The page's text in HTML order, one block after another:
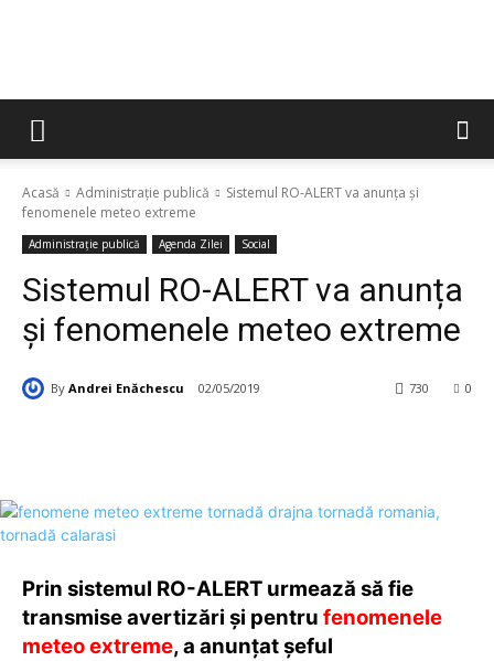
Acasă Administrație publică
Sistemul RO-ALERT va anunța și
fenomenele meteo extreme
Administrație publică Agenda Zilei Social
Sistemul RO-ALERT va anunța
și fenomenele meteo extreme
By Andrei Enăchescu 02/05/2019 0
730
Prin sistemul RO-ALERT urmează să fie
transmise avertizări şi pentru fenomenele
meteo extreme, a anunțat șeful